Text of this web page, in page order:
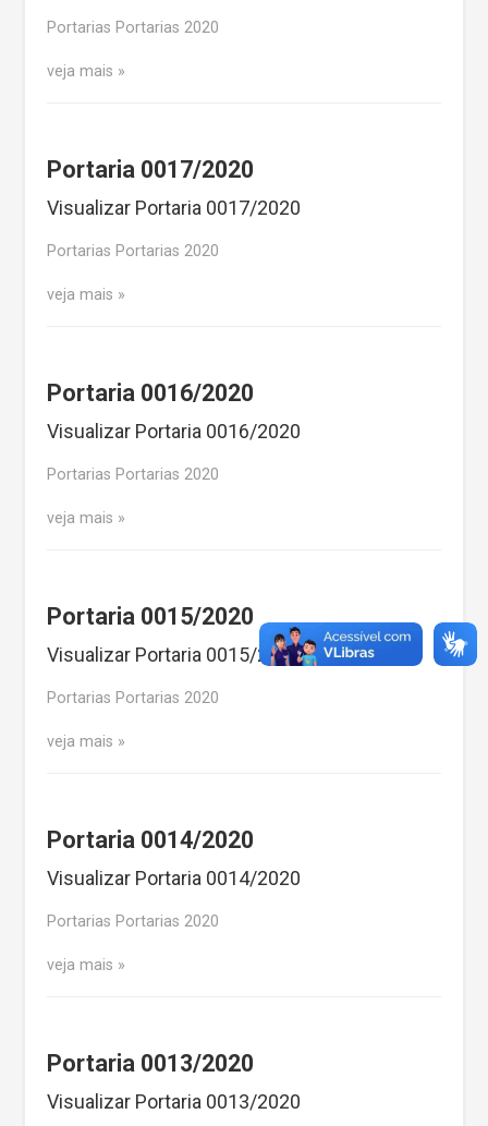
Portarias Portarias 2020
veja mais
Portaria 0017/2020
Visualizar Portaria 0017/2020
Portarias Portarias 2020
veja mais
Portaria 0016/2020
Visualizar Portaria 0016/2020
Portarias Portarias 2020
veja mais
Portaria 0015/2020
Visualizar Portaria 0015/2020
Portarias Portarias 2020
veja mais
Portaria 0014/2020
Visualizar Portaria 0014/2020
Portarias Portarias 2020
veja mais
Portaria 0013/2020
Visualizar Portaria 0013/2020